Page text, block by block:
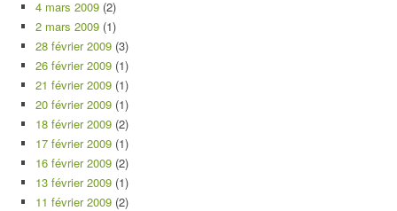
4 mars 2009 (2)
2 mars 2009 (1)
28 février 2009 (3)
26 février 2009 (1)
21 février 2009 (1)
20 février 2009 (1)
18 février 2009 (2)
17 février 2009 (1)
16 février 2009 (2)
13 février 2009 (1)
11 février 2009 (2)